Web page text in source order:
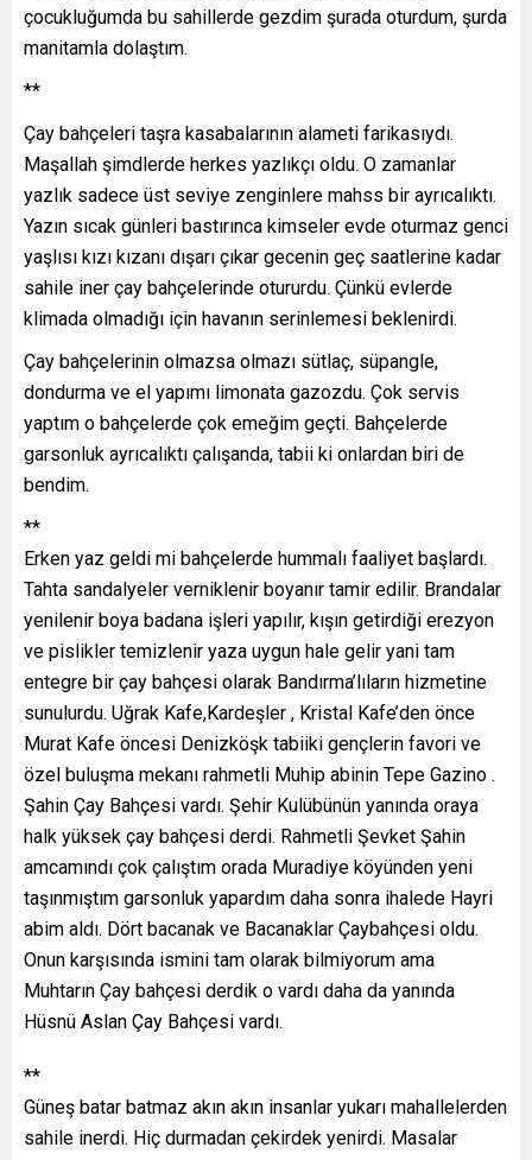
çocukluğumda bu sahillerde gezdim şurada oturdum, şurda
manitamla dolaştım.
**
Çay bahçeleri taşra kasabalarının alameti farikasıydı.
Maşallah şimdlerde herkes yazlıkçı oldu. O zamanlar
yazlık sadece üst seviye zenginlere mahss bir ayrıcalıktı.
Yazın sıcak günleri bastırınca kimseler evde oturmaz genci
yaşlısı kızı kızanı dışarı çıkar gecenin geç saatlerine kadar
sahile iner çay bahçelerinde otururdu. Çünkü evlerde
klimada olmadığı için havanın serinlemesi beklenirdi.
Çay bahçelerinin olmazsa olmazı sütlaç, süpangle,
dondurma ve el yapımı limonata gazozdu. Çok servis
yaptım o bahçelerde çok emeğim geçti. Bahçelerde
garsonluk ayrıcalıktı çalışanda, tabii ki onlardan biri de
bendim.
**
Erken yaz geldi mi bahçelerde hummalı faaliyet başlardı.
Tahta sandalyeler verniklenir boyanır tamir edilir. Brandalar
yenilenir boya badana işleri yapılır, kışın getirdiği erezyon
ve pislikler temizlenir yaza uygun hale gelir yani tam
entegre bir çay bahçesi olarak Bandırma’lıların hizmetine
sunulurdu. Uğrak Kafe,Kardeşler , Kristal Kafe’den önce
Murat Kafe öncesi Denizköşk tabiiki gençlerin favori ve
özel buluşma mekanı rahmetli Muhip abinin Tepe Gazino .
Şahin Çay Bahçesi vardı. Şehir Kulübünün yanında oraya
halk yüksek çay bahçesi derdi. Rahmetli Şevket Şahin
amcamındı çok çalıştım orada Muradiye köyünden yeni
taşınmıştım garsonluk yapardım daha sonra ihalede Hayri
abim aldı. Dört bacanak ve Bacanaklar Çaybahçesi oldu.
Onun karşısında ismini tam olarak bilmiyorum ama
Muhtarın Çay bahçesi derdik o vardı daha da yanında
Hüsnü Aslan Çay Bahçesi vardı.
**
Güneş batar batmaz akın akın insanlar yukarı mahallelerden
sahile inerdi. Hiç durmadan çekirdek yenirdi. Masalar